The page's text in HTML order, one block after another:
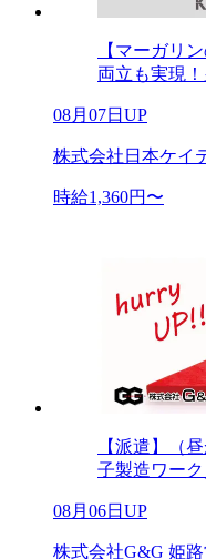
【マーガリ
両立も実現！
08月07日UP
株式会社日本ケイ
時給1,360円〜
【派遣】（
子製造ワー
08月06日UP
株式会社G&G 姫路